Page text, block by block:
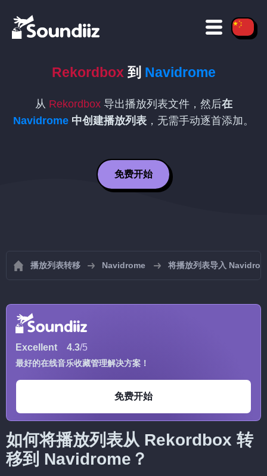
Rekordbox 到 Navidrome
从 Rekordbox导出播放列表文件，然后在
Navidrome 中创建播放列表 ，无需手动逐首添加。
免费开始
播放列表转移 Navidrome 将播放列表导入
Excellent 4.3/5
最好的在线音乐收藏管理解决方案！
免费开始
如何将播放列表从 Rekordbox 转
移到 Navidrome？